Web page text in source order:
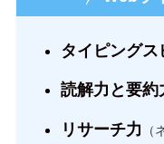
タイピングス
読解力と要約
リサーチ力 （